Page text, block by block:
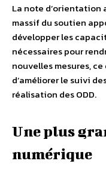
La note d’orientation
massif du soutien
développer les
nécessaires pour
nouvelles mesures,
d’améliorer le suivi
réalisation des ODD.
Une plus
numérique